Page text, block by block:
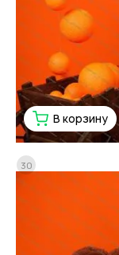
В корзину
30